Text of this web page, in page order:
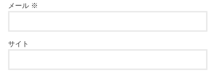
メール ※
サイト